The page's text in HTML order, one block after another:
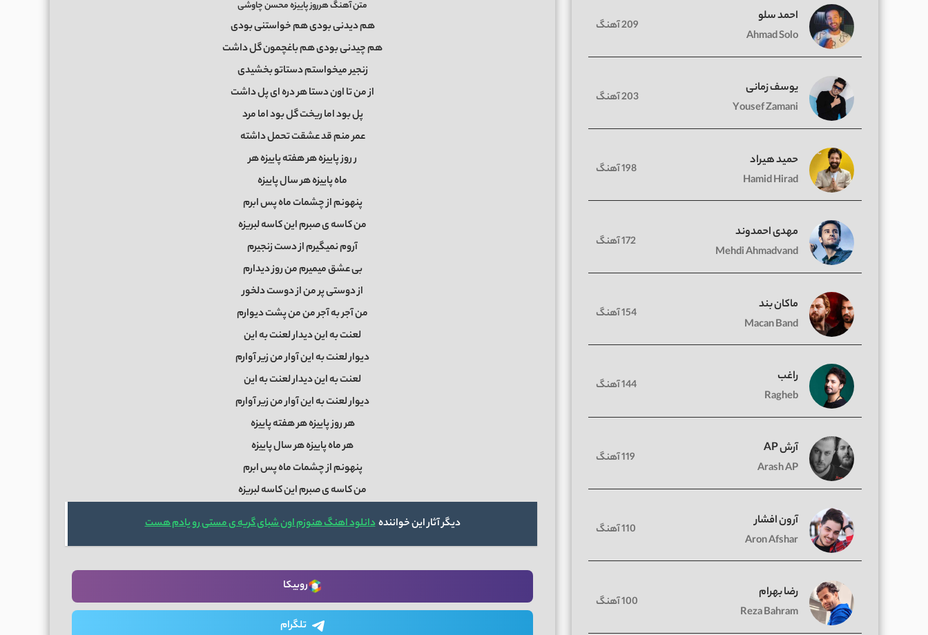
متن آهنگ هرروز پاییزه محسن چاوشی
هم دیدنی بودی هم خواستنی بودی
هم چیدنی بودی هم باغچمون گل داشت
زنجیر میخواستم دستاتو بخشیدی
از من تا اون دستا هر دره ای پل داشت
پل بود اما ریخت گل بود اما مرد
عمر منم قد عشقت تحمل داشته
ر روز پاییزه هر هفته پاییزه هر
ماه پاییزه هر سال پاییزه
پنهونم از چشمات ماه پس ابرم
من کاسه ی صبرم این کاسه لبریزه
آروم نمیگیرم از دست زنجیرم
بی عشق میمیرم من روز دیدارم
از دوستی پر من از دوست دلخور
من آجر به آجر من من پشت دیوارم
لعنت به این دیدار لعنت به این
دیوار لعنت به این آوار من زیر آوارم
لعنت به این دیدار لعنت به این
دیوار لعنت به این آوار من زیر آوارم
هر روز پاییزه هر هفته پاییزه
هر ماه پاییزه هر سال پاییزه
پنهونم از چشمات ماه پس ابرم
من کاسه ی صبرم این کاسه لبریزه
دیگر آثار این خوانندهدانلود اهنگ هنوزم اون شبای گریه ی مستی رو یادم هست
روبیکا
تلگرام
احمد سلو
Ahmad Solo
209 آهنگ
یوسف زمانی
Yousef Zamani
203 آهنگ
حمید هیراد
Hamid Hirad
198 آهنگ
مهدی احمدوند
Mehdi Ahmadvand
172 آهنگ
ماکان بند
Macan Band
154 آهنگ
راغب
Ragheb
144 آهنگ
آرش AP
Arash AP
119 آهنگ
آرون افشار
Aron Afshar
110 آهنگ
رضا بهرام
Reza Bahram
100 آهنگ